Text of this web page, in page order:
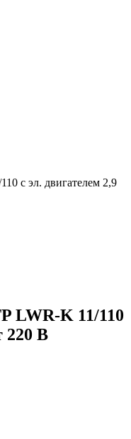
с эл. двигателем 2,9
LWR-K 11/110
220 В